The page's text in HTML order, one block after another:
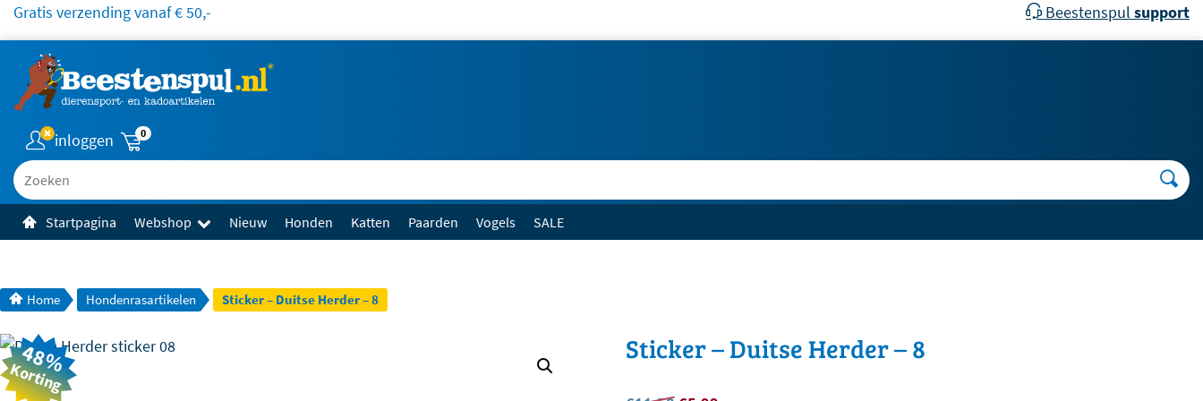
Gratis verzending vanaf € 50,- Beestenspul support
inloggen 0
Zoeken
Startpagina Webshop Nieuw Honden Katten Paarden Vogels SALE
Home Hondenrasartikelen Sticker – Duitse Herder – 8
48%
Korting
Sticker – Duitse Herder – 8